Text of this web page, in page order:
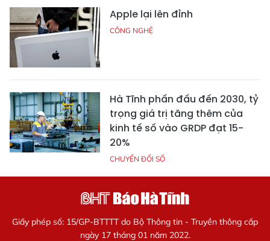
Apple lại lên đỉnh
CÔNG NGHỆ
Hà Tĩnh phấn đấu đến 2030, tỷ
trọng giá trị tăng thêm của
kinh tế số vào GRDP đạt 15-
20%
CHUYỂN ĐỔI SỐ
Giấy phép số: 15/GP-BTTTT do Bộ Thông tin - Truyền thông cấp
ngày 17 tháng 01 năm 2022.